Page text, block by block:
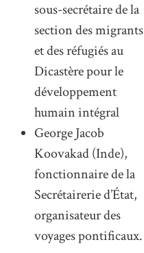
sous-secrétaire de la
section des migrants
et des réfugiés au
Dicastère pour le
développement
humain intégral
George Jacob
Koovakad (Inde),
fonctionnaire de la
Secrétairerie d’État,
organisateur des
voyages pontificaux.